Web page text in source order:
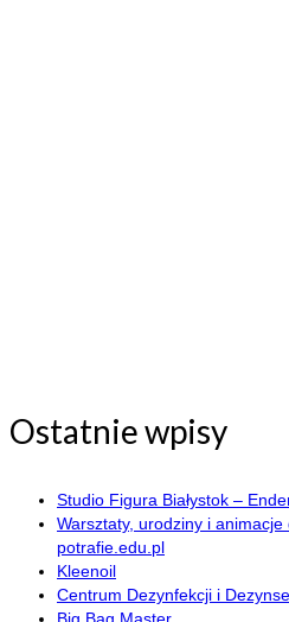
Ostatnie wpisy
Studio Figura Białystok –
Warsztaty, urodziny i animacje
potrafie.edu.pl
Kleenoil
Centrum Dezynfekcji i